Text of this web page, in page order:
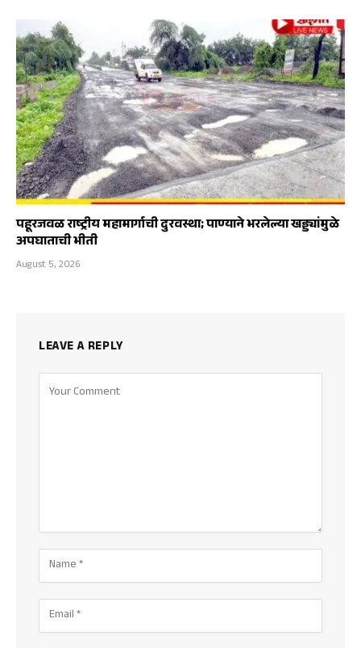
पहूरजवळ राष्ट्रीय महामार्गाची दुरवस्था; पाण्याने भरलेल्या खड्ड्यांमुळे
अपघाताची भीती
August 5, 2026
LEAVE A REPLY